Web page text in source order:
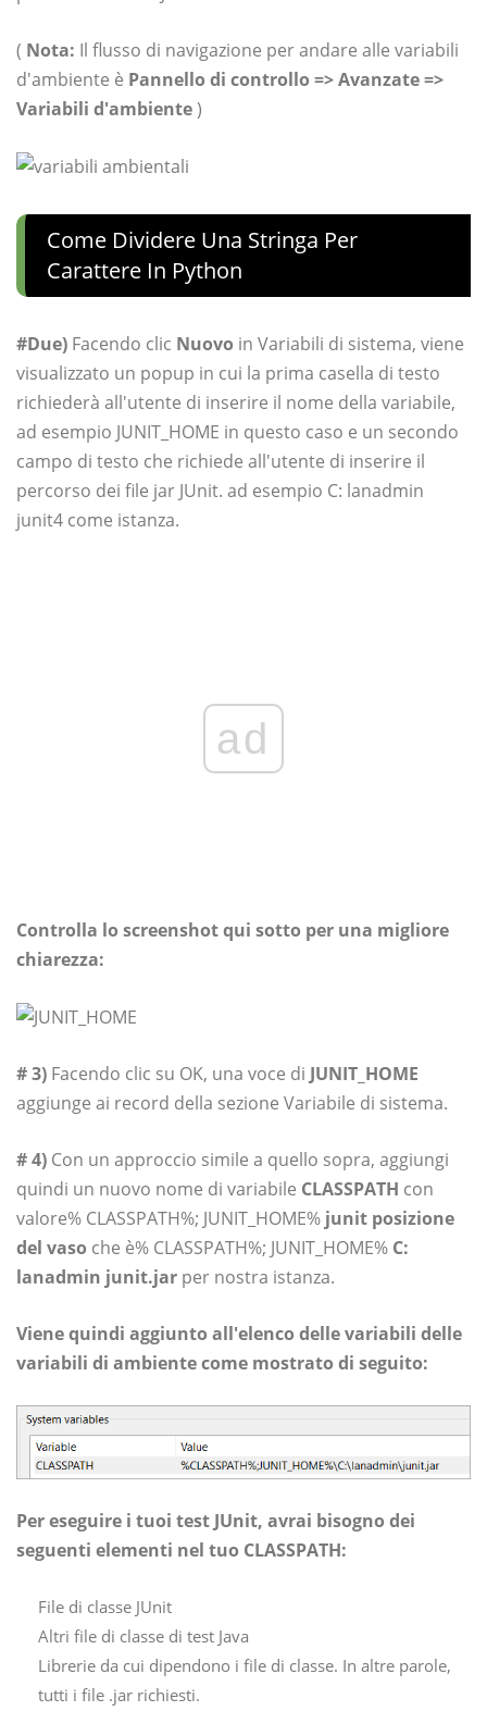
( Nota: Il flusso di navigazione per andare alle variabili
d'ambiente è Pannello di controllo => Avanzate =>
Variabili d'ambiente)
Come Dividere Una Stringa Per
Carattere In Python
#Due) Facendo clic Nuovo in Variabili di sistema, viene
visualizzato un popup in cui la prima casella di testo
richiederà all'utente di inserire il nome della variabile,
ad esempio JUNIT_HOME in questo caso e un secondo
campo di testo che richiede all'utente di inserire il
percorso dei file jar JUnit. ad esempio C: lanadmin
junit4 come istanza.
ad
Controlla lo screenshot qui sotto per una migliore
chiarezza:
# 3) Facendo clic su OK, una voce di JUNIT_HOME
aggiunge ai record della sezione Variabile di sistema.
# 4) Con un approccio simile a quello sopra, aggiungi
quindi un nuovo nome di variabile CLASSPATH con
valore% CLASSPATH%; JUNIT_HOME% junit posizione
del vaso che è% CLASSPATH%; JUNIT_HOME% C:
lanadmin junit.jar per nostra istanza.
Viene quindi aggiunto all'elenco delle variabili delle
variabili di ambiente come mostrato di seguito:
Per eseguire i tuoi test JUnit, avrai bisogno dei
seguenti elementi nel tuo CLASSPATH:
File di classe JUnit
Altri file di classe di test Java
Librerie da cui dipendono i file di classe. In altre parole,
tutti i file .jar richiesti.